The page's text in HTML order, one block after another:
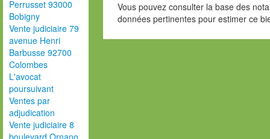
Perrusset 93000
Bobigny
Vente judiciaire 79
avenue Henri
Barbusse 92700
Colombes
L'avocat
poursuivant
Ventes par
adjudication
Vente judiciaire 8
boulevard Ornano
Vous pouvez consulter la base des
données pertinentes pour estimer ce